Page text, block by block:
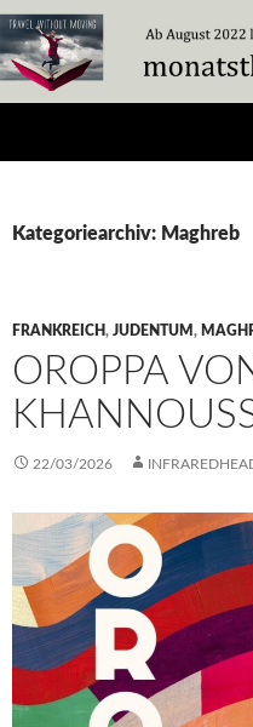
Zum
Inhalt
springen
Kategoriearchiv: Maghreb
FRANKREICH, JUDENTUM ,
OROPPA
22/03/2026